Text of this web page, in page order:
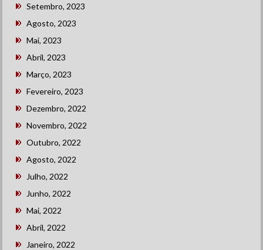
Setembro, 2023
Agosto, 2023
Mai, 2023
Abril, 2023
Março, 2023
Fevereiro, 2023
Dezembro, 2022
Novembro, 2022
Outubro, 2022
Agosto, 2022
Julho, 2022
Junho, 2022
Mai, 2022
Abril, 2022
Janeiro, 2022